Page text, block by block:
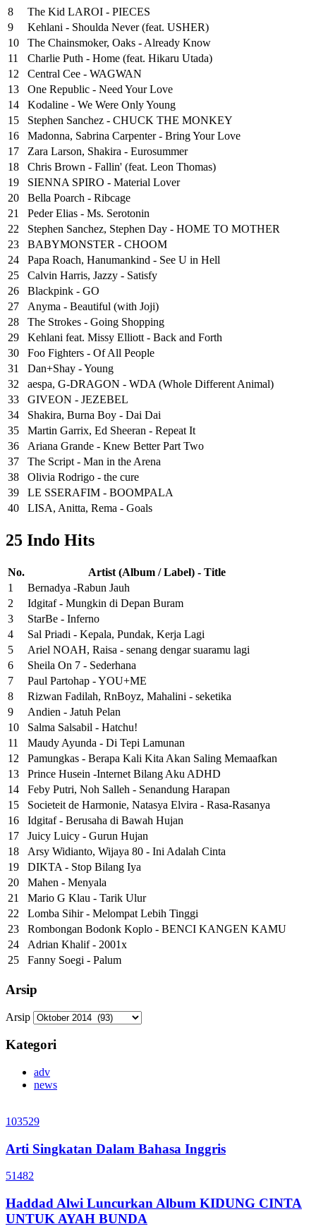
8
The Kid LAROI - PIECES
9
Kehlani - Shoulda Never (feat. USHER)
10
The Chainsmoker, Oaks - Already Know
11
Charlie Puth - Home (feat. Hikaru Utada)
12
Central Cee - WAGWAN
13
One Republic - Need Your Love
14
Kodaline - We Were Only Young
15
Stephen Sanchez - CHUCK THE MONKEY
16
Madonna, Sabrina Carpenter - Bring Your Love
17
Zara Larson, Shakira - Eurosummer
18
Chris Brown - Fallin' (feat. Leon Thomas)
19
SIENNA SPIRO - Material Lover
20
Bella Poarch - Ribcage
21
Peder Elias - Ms. Serotonin
22
Stephen Sanchez, Stephen Day - HOME TO MOTHER
23
BABYMONSTER - CHOOM
24
Papa Roach, Hanumankind - See U in Hell
25
⁠Calvin Harris, Jazzy - Satisfy
26
Blackpink - GO
27
Anyma - Beautiful (with Joji)
28
The Strokes - Going Shopping
29
Kehlani feat. Missy Elliott - Back and Forth
30
Foo Fighters - Of All People
31
Dan+Shay - Young
32
aespa, G-DRAGON - WDA (Whole Different Animal)
33
GIVEON - JEZEBEL
34
Shakira, Burna Boy - Dai Dai
35
Martin Garrix, Ed Sheeran - Repeat It
36
Ariana Grande - Knew Better Part Two
37
The Script - Man in the Arena
38
Olivia Rodrigo - the cure
39
LE SSERAFIM - BOOMPALA
40
LISA, Anitta, Rema - Goals
25 Indo Hits
No.
Artist (Album / Label) - Title
1
Bernadya -Rabun Jauh
2
Idgitaf - Mungkin di Depan Buram
3
StarBe - Inferno
4
Sal Priadi - Kepala, Pundak, Kerja Lagi
5
Ariel NOAH, Raisa - senang dengar suaramu lagi
6
Sheila On 7 - Sederhana
7
Paul Partohap - YOU+ME
8
Rizwan Fadilah, RnBoyz, Mahalini - seketika
9
Andien - Jatuh Pelan
10
Salma Salsabil - Hatchu!
11
Maudy Ayunda - Di Tepi Lamunan
12
Pamungkas - Berapa Kali Kita Akan Saling Memaafkan
13
Prince Husein -Internet Bilang Aku ADHD
14
Feby Putri, Noh Salleh - Senandung Harapan
15
Societeit de Harmonie, Natasya Elvira - Rasa-Rasanya
16
Idgitaf - Berusaha di Bawah Hujan
17
Juicy Luicy - Gurun Hujan
18
Arsy Widianto, Wijaya 80 - Ini Adalah Cinta
19
DIKTA - Stop Bilang Iya
20
Mahen - Menyala
21
Mario G Klau - Tarik Ulur
22
Lomba Sihir - Melompat Lebih Tinggi
23
Rombongan Bodonk Koplo - BENCI KANGEN KAMU
24
Adrian Khalif - 2001x
25
Fanny Soegi - Palum
Arsip
Arsip
Kategori
adv
news
103529
Arti Singkatan Dalam Bahasa Inggris
51482
Haddad Alwi Luncurkan Album KIDUNG CINTA
UNTUK AYAH BUNDA